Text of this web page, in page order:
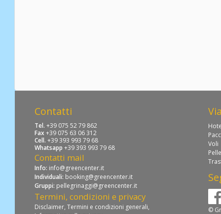
Contatti
Tel. +39 075 52 79 862
Fax +39 075 63 06 312
Cell. +39 393 993 79 68
Whatsapp +39 393 993 79 68
Contatti mail
Info: info@greencenter.it
Individuali: booking@greencenter.it
Gruppi: pellegrinaggi@greencenter.it
Termini, condizioni e privacy
Disclaimer, Termini e condizioni generali,
Voli
©